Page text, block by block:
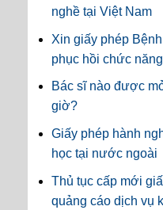
nghề tại Việt Nam
Xin giấy phép
phục hồi chức năng
Bác sĩ nào được
giờ?
Giấy phép hành
học tại nước ngoài
Thủ tục cấp mới
quảng cáo dịch vụ